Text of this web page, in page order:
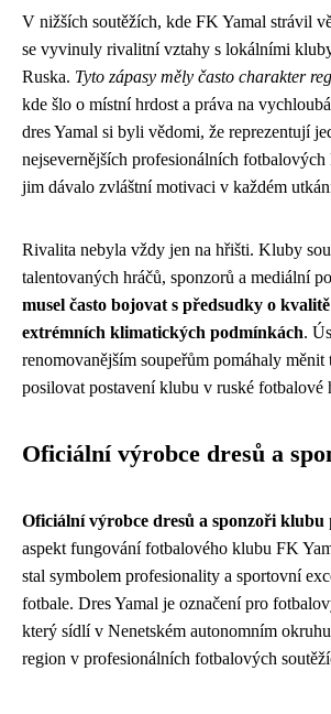
V nižších soutěžích, kde FK Yamal strávil
se vyvinuly rivalitní vztahy s lokálními
Ruska. Tyto zápasy měly často charakter
kde šlo o místní hrdost a práva na
dres Yamal si byli vědomi, že reprezentují
nejsevernějších profesionálních fotbalových
jim dávalo zvláštní motivaci v každém
Rivalita nebyla vždy jen na hřišti. Kluby
talentovaných hráčů, sponzorů a mediální
musel často bojovat s předsudky o
extrémních klimatických podmínkách.
renomovanějším soupeřům pomáhaly měnit
posilovat postavení klubu v ruské fotbalové
Oficiální výrobce dresů a
Oficiální výrobce dresů a sponzoři klubu
aspekt fungování fotbalového klubu FK
stal symbolem profesionality a sportovní
fotbale. Dres Yamal je označení pro
který sídlí v Nenetském autonomním
region v profesionálních fotbalových